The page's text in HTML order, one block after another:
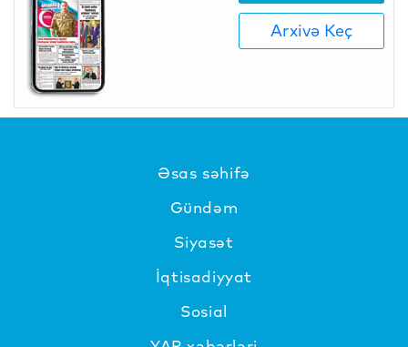
Arxivə Keç
Əsas səhifə
Gündəm
Siyasət
İqtisadiyyat
Sosial